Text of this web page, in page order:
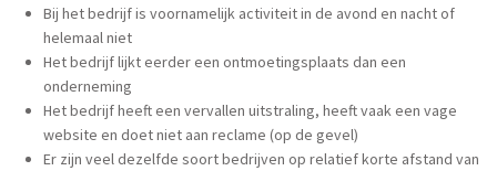
Bij het bedrijf is voornamelijk activiteit in de avond en nacht of
helemaal niet
Het bedrijf lijkt eerder een ontmoetingsplaats dan een
onderneming
Het bedrijf heeft een vervallen uitstraling, heeft vaak een vage
website en doet niet aan reclame (op de gevel)
Er zijn veel dezelfde soort bedrijven op relatief korte afstand van